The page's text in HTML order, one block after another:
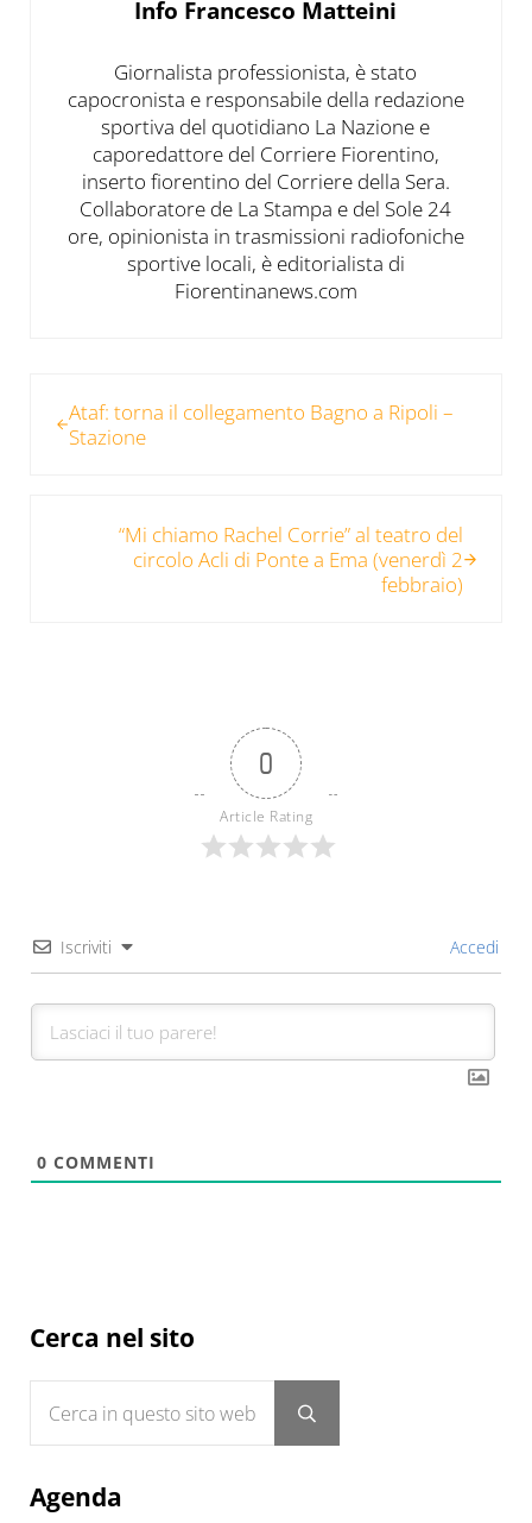
Info Francesco Matteini
Giornalista professionista, è stato
capocronista e responsabile della redazione
sportiva del quotidiano La Nazione e
caporedattore del Corriere Fiorentino,
inserto fiorentino del Corriere della Sera.
Collaboratore de La Stampa e del Sole 24
ore, opinionista in trasmissioni radiofoniche
sportive locali, è editorialista di
Fiorentinanews.com
Ataf: torna il collegamento Bagno a Ripoli –
Stazione
“Mi chiamo Rachel Corrie” al teatro del
circolo Acli di Ponte a Ema (venerdì 2
febbraio)
0
Article Rating
Iscriviti Accedi
0 COMMENTI
Sidebar
Cerca nel sito
Submit search
Agenda